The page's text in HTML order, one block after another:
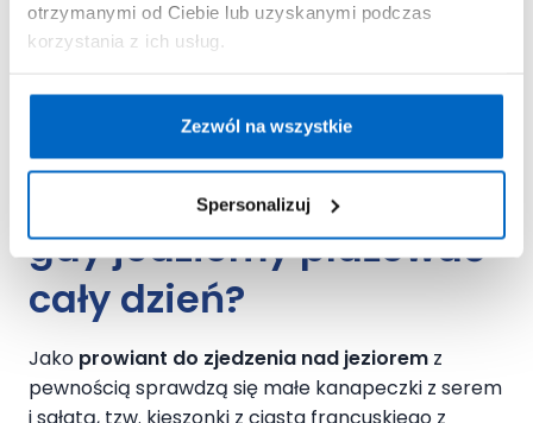
otrzymanymi od Ciebie lub uzyskanymi podczas
korzystania z ich usług.
Zezwól na wszystkie
Spersonalizuj
Całodzienne
plażowanie: co zabrać
do jedzenia nad jezioro
gdy jedziemy plażować
cały dzień?
Jako prowiant do zjedzenia nad jeziorem z
pewnością sprawdzą się małe kanapeczki z serem